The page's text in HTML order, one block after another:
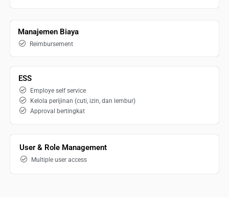
Manajemen Biaya
Reimbursement
ESS
Employe self service
Kelola perijinan (cuti, izin, dan lembur)
Approval bertingkat
User & Role Management
Multiple user access